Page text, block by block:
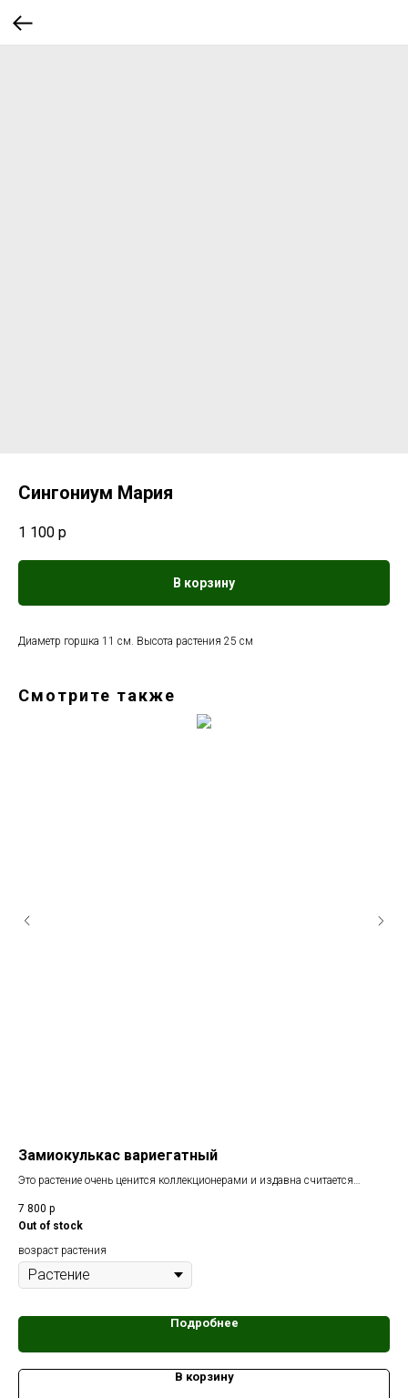
Сингониум Мария
1 100 р
В корзину
Диаметр горшка 11 см. Высота растения 25 см
Смотрите также
Замиокулькас вариегатный
Это растение очень ценится коллекционерами и издавна считается
всех финансовых и банковских учреждений. Цвет вариегатности
варьируется от чистого белого до ванильно - белого или светло - желтого.
7 800 р
Out of stock
возраст растения
Подробнее
В корзину